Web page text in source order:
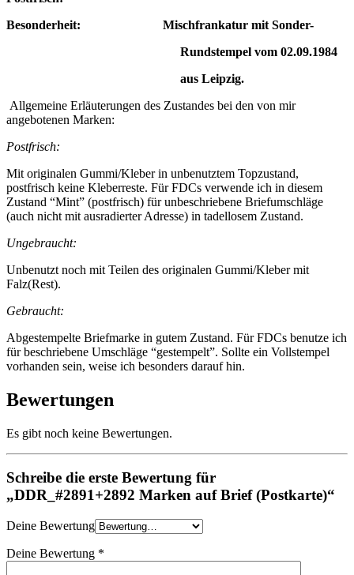
Besonderheit: Mischfrankatur mit Sonder-
Rundstempel vom 02.09.1984
aus Leipzig.
Allgemeine Erläuterungen des Zustandes bei den von mir
angebotenen Marken:
Postfrisch:
Mit originalen Gummi/Kleber in unbenutztem Topzustand,
postfrisch keine Kleberreste. Für FDCs verwende ich in diesem
Zustand “Mint” (postfrisch) für unbeschriebene Briefumschläge
(auch nicht mit ausradierter Adresse) in tadellosem Zustand.
Ungebraucht:
Unbenutzt noch mit Teilen des originalen Gummi/Kleber mit
Falz(Rest).
Gebraucht:
Abgestempelte Briefmarke in gutem Zustand. Für FDCs benutze ich
für beschriebene Umschläge “gestempelt”. Sollte ein Vollstempel
vorhanden sein, weise ich besonders darauf hin.
Bewertungen
Es gibt noch keine Bewertungen.
Schreibe die erste Bewertung für
„DDR_#2891+2892 Marken auf Brief (Postkarte)“
Deine Bewertung
Deine Bewertung *